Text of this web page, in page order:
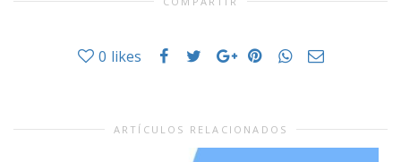
0 likes
ARTÍCULOS RELACIONADOS